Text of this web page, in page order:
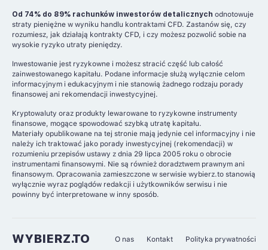
Od 74% do 89% rachunków inwestorów detalicznych odnotowuje
straty pieniężne w wyniku handlu kontraktami CFD. Zastanów się, czy
rozumiesz, jak działają kontrakty CFD, i czy możesz pozwolić sobie na
wysokie ryzyko utraty pieniędzy.
Inwestowanie jest ryzykowne i możesz stracić część lub całość
zainwestowanego kapitału. Podane informacje służą wyłącznie celom
informacyjnym i edukacyjnym i nie stanowią żadnego rodzaju porady
finansowej ani rekomendacji inwestycyjnej.
Kryptowaluty oraz produkty lewarowane to ryzykowne instrumenty
finansowe, mogące spowodować szybką utratę kapitału.
Materiały opublikowane na tej stronie mają jedynie cel informacyjny i nie
należy ich traktować jako porady inwestycyjnej (rekomendacji) w
rozumieniu przepisów ustawy z dnia 29 lipca 2005 roku o obrocie
instrumentami finansowymi. Nie są również doradztwem prawnym ani
finansowym. Opracowania zamieszczone w serwisie wybierz.to stanowią
wyłącznie wyraz poglądów redakcji i użytkowników serwisu i nie
powinny być interpretowane w inny sposób.
WYBIERZ.TO O nas Kontakt Polityka prywatności